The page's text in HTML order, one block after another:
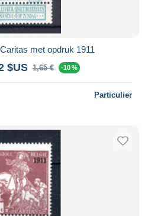
met opdruk 1911
$US 1,65 € -10 %
Particulier